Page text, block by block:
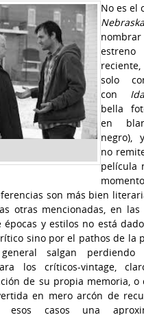
No es el
Nebraska
estreno
solo
con Ida
bella
en
negro),
no
película
son más bien
otras mencionadas, en
y estilos no está
sino por el pathos de la
salgan
los críticos-vintage,
de su propia memoria, o
en mero arcón de
casos una